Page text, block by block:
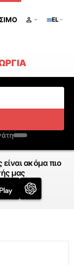
EL
ακόμα πιο
μας